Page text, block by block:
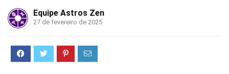
Equipe Astros Zen
27 de fevereiro de 2025